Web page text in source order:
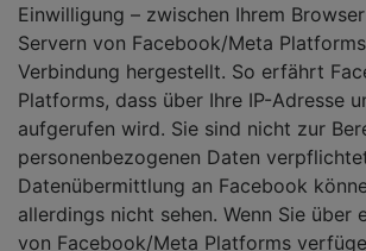
Einwilligung – zwischen Ihrem
Servern von Facebook/Meta
Verbindung hergestellt. So erfährt
Platforms, dass über Ihre IP-Adresse
aufgerufen wird. Sie sind nicht zur
personenbezogenen Daten
Datenübermittlung an Facebook
allerdings nicht sehen. Wenn Sie über
von Facebook/Meta Platforms